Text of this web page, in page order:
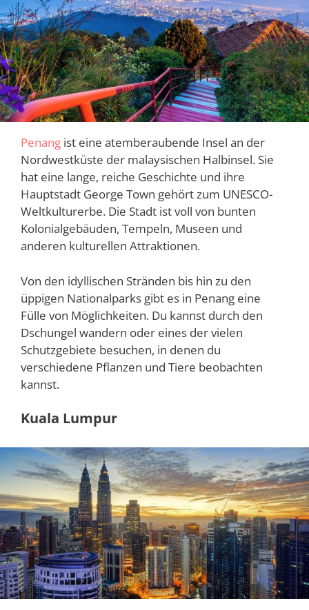
Penang ist eine atemberaubende Insel an der
Nordwestküste der malaysischen Halbinsel. Sie
hat eine lange, reiche Geschichte und ihre
Hauptstadt George Town gehört zum UNESCO-
Weltkulturerbe. Die Stadt ist voll von bunten
Kolonialgebäuden, Tempeln, Museen und
anderen kulturellen Attraktionen.
Von den idyllischen Stränden bis hin zu den
üppigen Nationalparks gibt es in Penang eine
Fülle von Möglichkeiten. Du kannst durch den
Dschungel wandern oder eines der vielen
Schutzgebiete besuchen, in denen du
verschiedene Pflanzen und Tiere beobachten
kannst.
Kuala Lumpur